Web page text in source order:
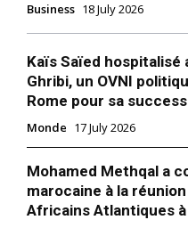
Business 18 July 2026
Kaïs Saïed
Ghribi, un OVNI
Rome pour sa
Monde 17 July 2026
Mohamed Methqal a
marocaine à la
Africains Atlantiques